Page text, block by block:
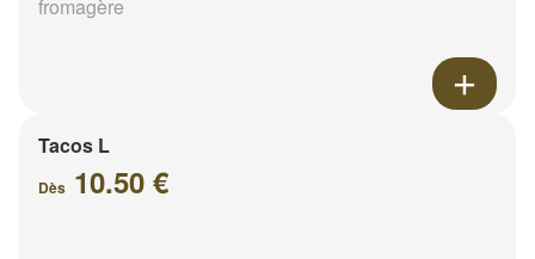
fromagère
Tacos L
Dès 10.50 €